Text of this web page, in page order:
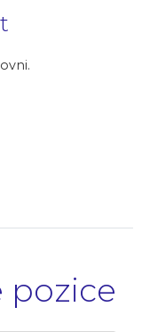
pozice